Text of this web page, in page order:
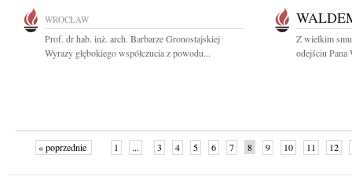
WROCŁAW
Prof. dr hab. inż. arch. Barbarze Gronostajskiej
Wyrazy głębokiego współczucia z powodu...
Z wielkim
odejściu Pana
« poprzednie 1 ... 3 4 5 6 7 8 9 10 11 12